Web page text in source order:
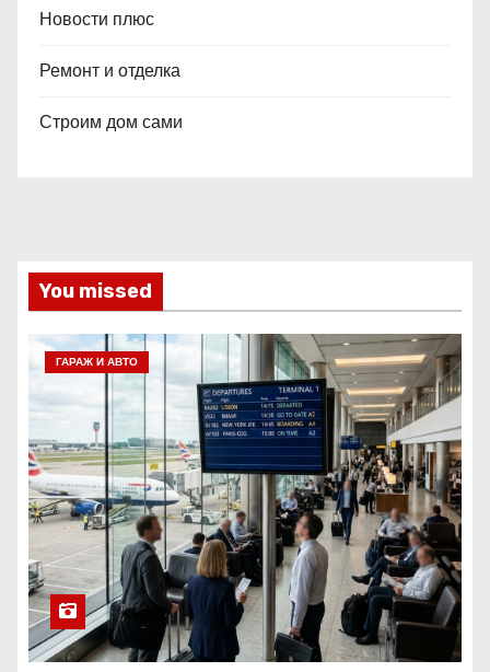
Новости плюс
Ремонт и отделка
Строим дом сами
You missed
ГАРАЖ И АВТО